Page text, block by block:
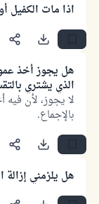
اذا مات الكفيل
هل يجوز أخذ
الذي يشتري
لا يجوز، لأن فيه
بالإجماع.
هل يلزمني